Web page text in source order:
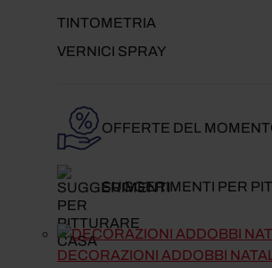
TINTOMETRIA
VERNICI SPRAY
OFFERTE DEL
SUGGERIMENTI PER
DECORAZIONI ADDOBBI